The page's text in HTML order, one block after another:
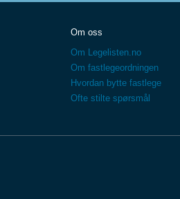
Om oss
Om Legelisten.no
Om fastlegeordningen
Hvordan bytte fastlege
Ofte stilte spørsmål